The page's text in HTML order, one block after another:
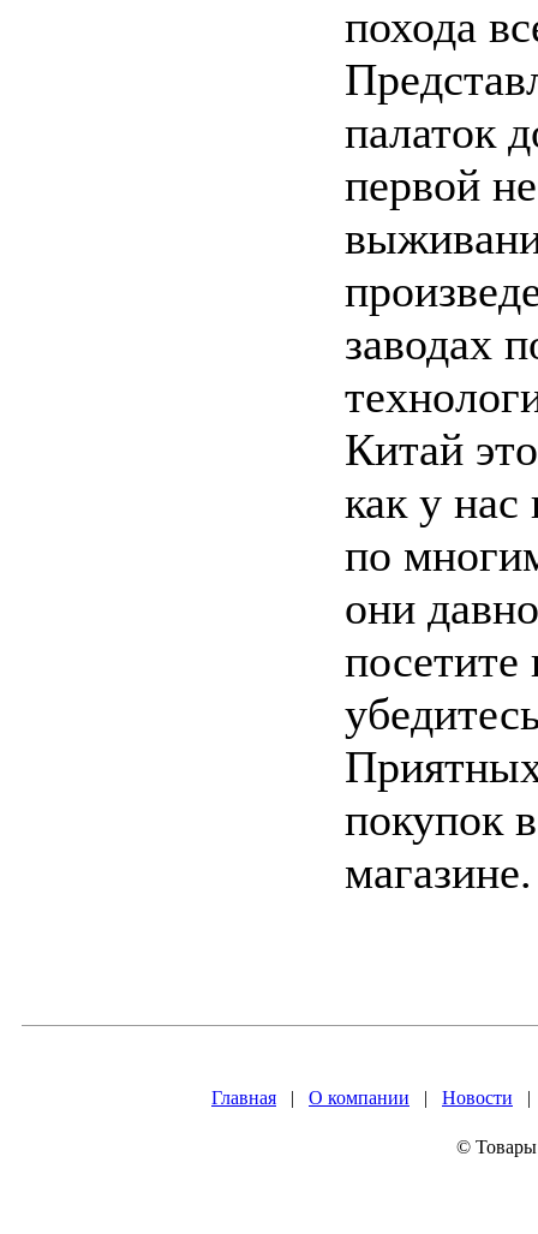
похода
палаток
первой
заводах
Китай
как у нас
по
они
покупок
магазине.
Главная | О компании | Новости
© Товары